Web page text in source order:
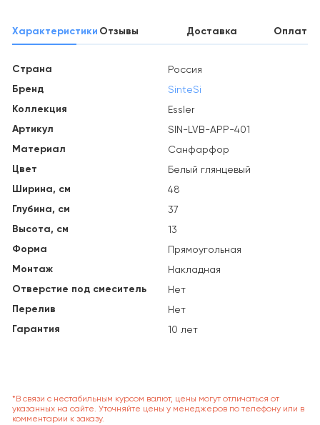
Характеристики Отзывы Доставка Оплата
Страна Россия
Бренд SinteSi
Коллекция Essler
Артикул SIN-LVB-APP-401
Материал Санфарфор
Цвет Белый глянцевый
Ширина, см 48
Глубина, см 37
Высота, см 13
Форма Прямоугольная
Монтаж Накладная
Отверстие под смеситель Нет
Перелив Нет
Гарантия 10 лет
*В связи с нестабильным курсом валют, цены могут отличаться от
указанных на сайте. Уточняйте цены у менеджеров по телефону или в
комментарии к заказу.